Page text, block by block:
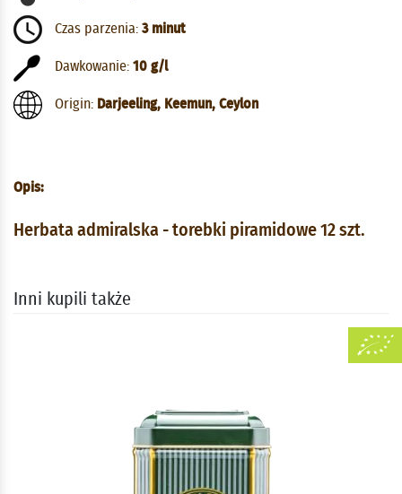
Czas parzenia: 3 minut
Dawkowanie: 10 g/l
Origin: Darjeeling, Keemun, Ceylon
Opis:
Herbata admiralska - torebki piramidowe 12 szt.
Inni kupili także